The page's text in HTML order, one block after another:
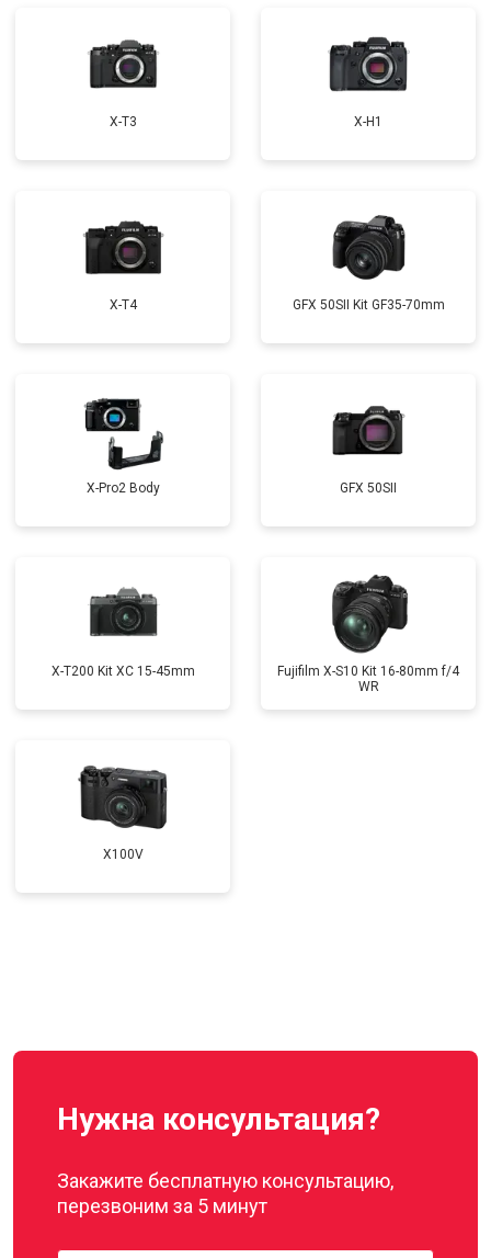
X-T3 X-H1
X-T4 GFX 50SII Kit GF35-70mm
X-Pro2 Body GFX 50SII
X-T200 Kit XC 15-45mm
Fujifilm X-S10 Kit 16-80mm f/4
WR
X100V
Нужна консультация?
Закажите бесплатную консультацию,
перезвоним за 5 минут